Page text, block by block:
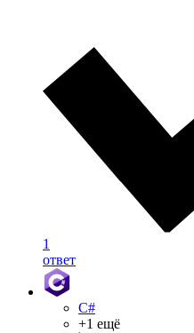
1
ответ
C#
+1 ещё